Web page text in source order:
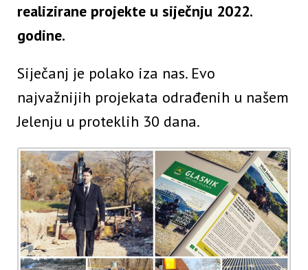
realizirane projekte u siječnju 2022.
godine.
Siječanj je polako iza nas. Evo
najvažnijih projekata odrađenih u našem
Jelenju u proteklih 30 dana.